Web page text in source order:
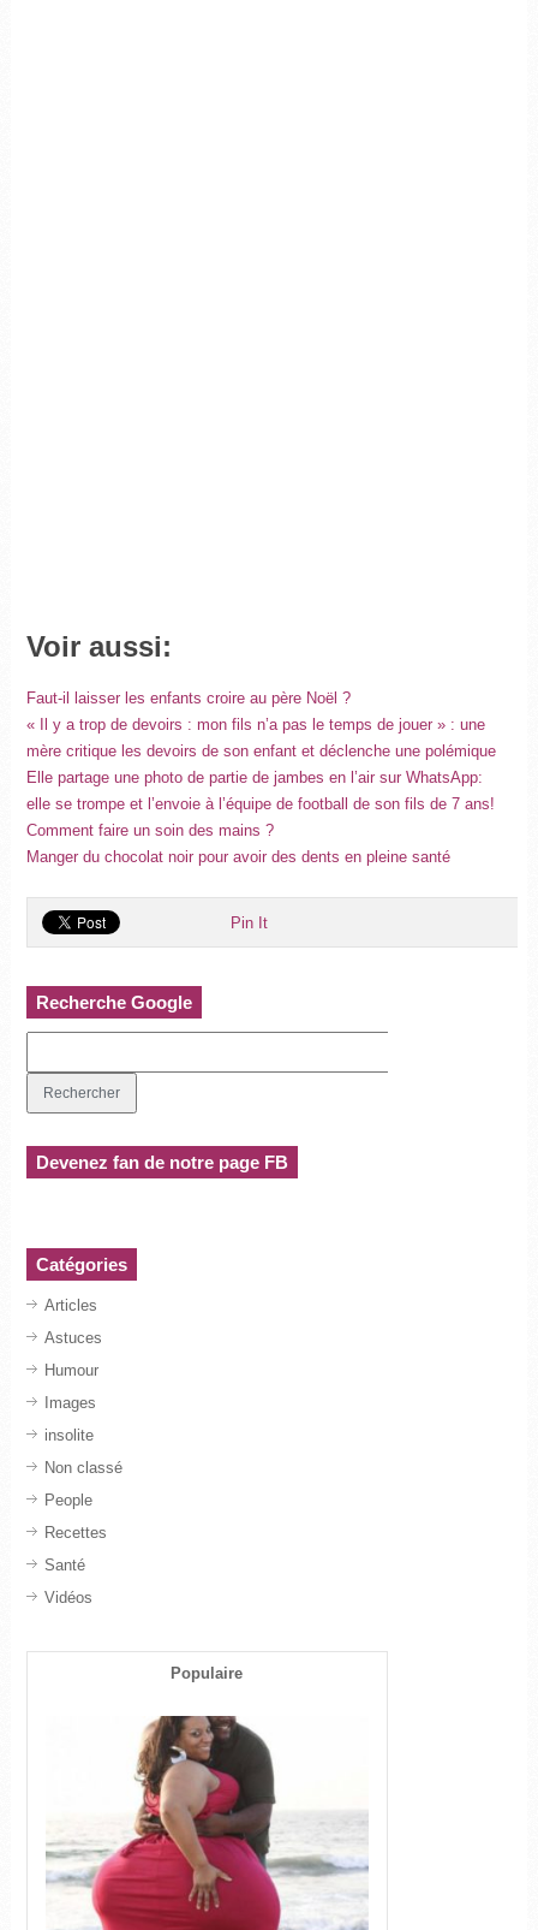
Voir aussi:
Faut-il laisser les enfants croire au père Noël ?
« Il y a trop de devoirs : mon fils n’a pas le temps de jouer » : une
mère critique les devoirs de son enfant et déclenche une polémique
Elle partage une photo de partie de jambes en l’air sur WhatsApp:
elle se trompe et l’envoie à l’équipe de football de son fils de 7 ans!
Comment faire un soin des mains ?
Manger du chocolat noir pour avoir des dents en pleine santé
Pin It
Recherche Google
Devenez fan de notre page FB
Catégories
Articles
Astuces
Humour
Images
insolite
Non classé
People
Recettes
Santé
Vidéos
Populaire